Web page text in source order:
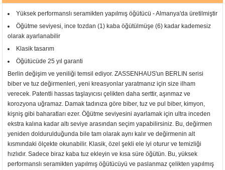
Yüksek performanslı seramikten yapılmış öğütücü - Almanya'da üretilmiştir
Öğütme seviyesi, ince tozdan (1) kaba öğütülmüşe (6) kadar kademesiz
olarak ayarlanabilir
Klasik tasarım
Öğütücüde 25 yıl garanti
Berlin değişim ve yeniliği temsil ediyor. ZASSENHAUS'un BERLIN serisi
biber ve tuz değirmenleri, yeni kreasyonlar yaratmanız için size ilham
verecek. Patentli hassas taşlayıcısı çelikten daha serttir, aşınmaz ve
korozyona uğramaz. Damak tadınıza göre biber, tuz ve pul biber, kimyon,
kişniş gibi baharatları ezer. Öğütme seviyesini ayarlamak için ultra inceden
ekstra kalına kadar altı seviye arasından seçim yapabilirsiniz. Bu, değirmen
yeniden doldurulduğunda bile tam olarak aynı kalır ve değirmenin alt
kısmındaki ölçekte okunabilir. Klasik, özel şekli ele iyi oturur ve temizliği
hızlıdır. Sadece biraz kaba tuz ekleyin ve kısa süre öğütün. Bu, yüksek
performanslı seramikten yapılmış öğütücüyü ve paslanmaz çelikten yapılmış